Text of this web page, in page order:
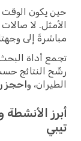
حين يكون الوقت
الأمثل. لا
مباشرةً إلى
تجمع أداة
رشّح النتائج
الطيران، واحجز
أبرز
تيبي